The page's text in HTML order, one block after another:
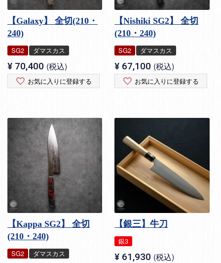
【Galaxy】 全切(210・
240)
SG2 ダマスカス
¥ 70,400 税込
お気に入りに登録する
【Nishiki SG2】 全切
(210・240)
SG2 ダマスカス
¥ 67,100 税込
お気に入りに登録する
【Kappa SG2】 全切
(210・240)
SG2 ダマスカス
【銀三】牛刀
銀3
¥ 61,930 税込